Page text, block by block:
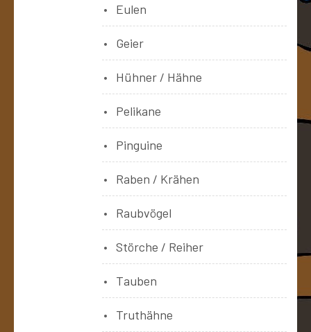
Eulen
Geier
Hühner / Hähne
Pelikane
Pinguine
Raben / Krähen
Raubvögel
Störche / Reiher
Tauben
Truthähne